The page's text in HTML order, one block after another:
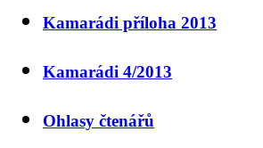
Kamarádi příloha 2013
Kamarádi 4/2013
Ohlasy čtenářů